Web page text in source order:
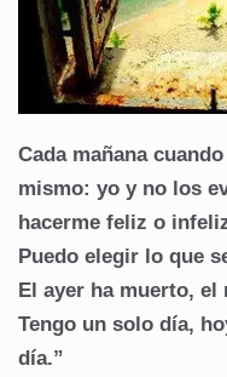
Cada mañana
mismo: yo y no los
hacerme feliz o
Puedo elegir lo que
El ayer ha muerto, el
Tengo un solo día,
día.”